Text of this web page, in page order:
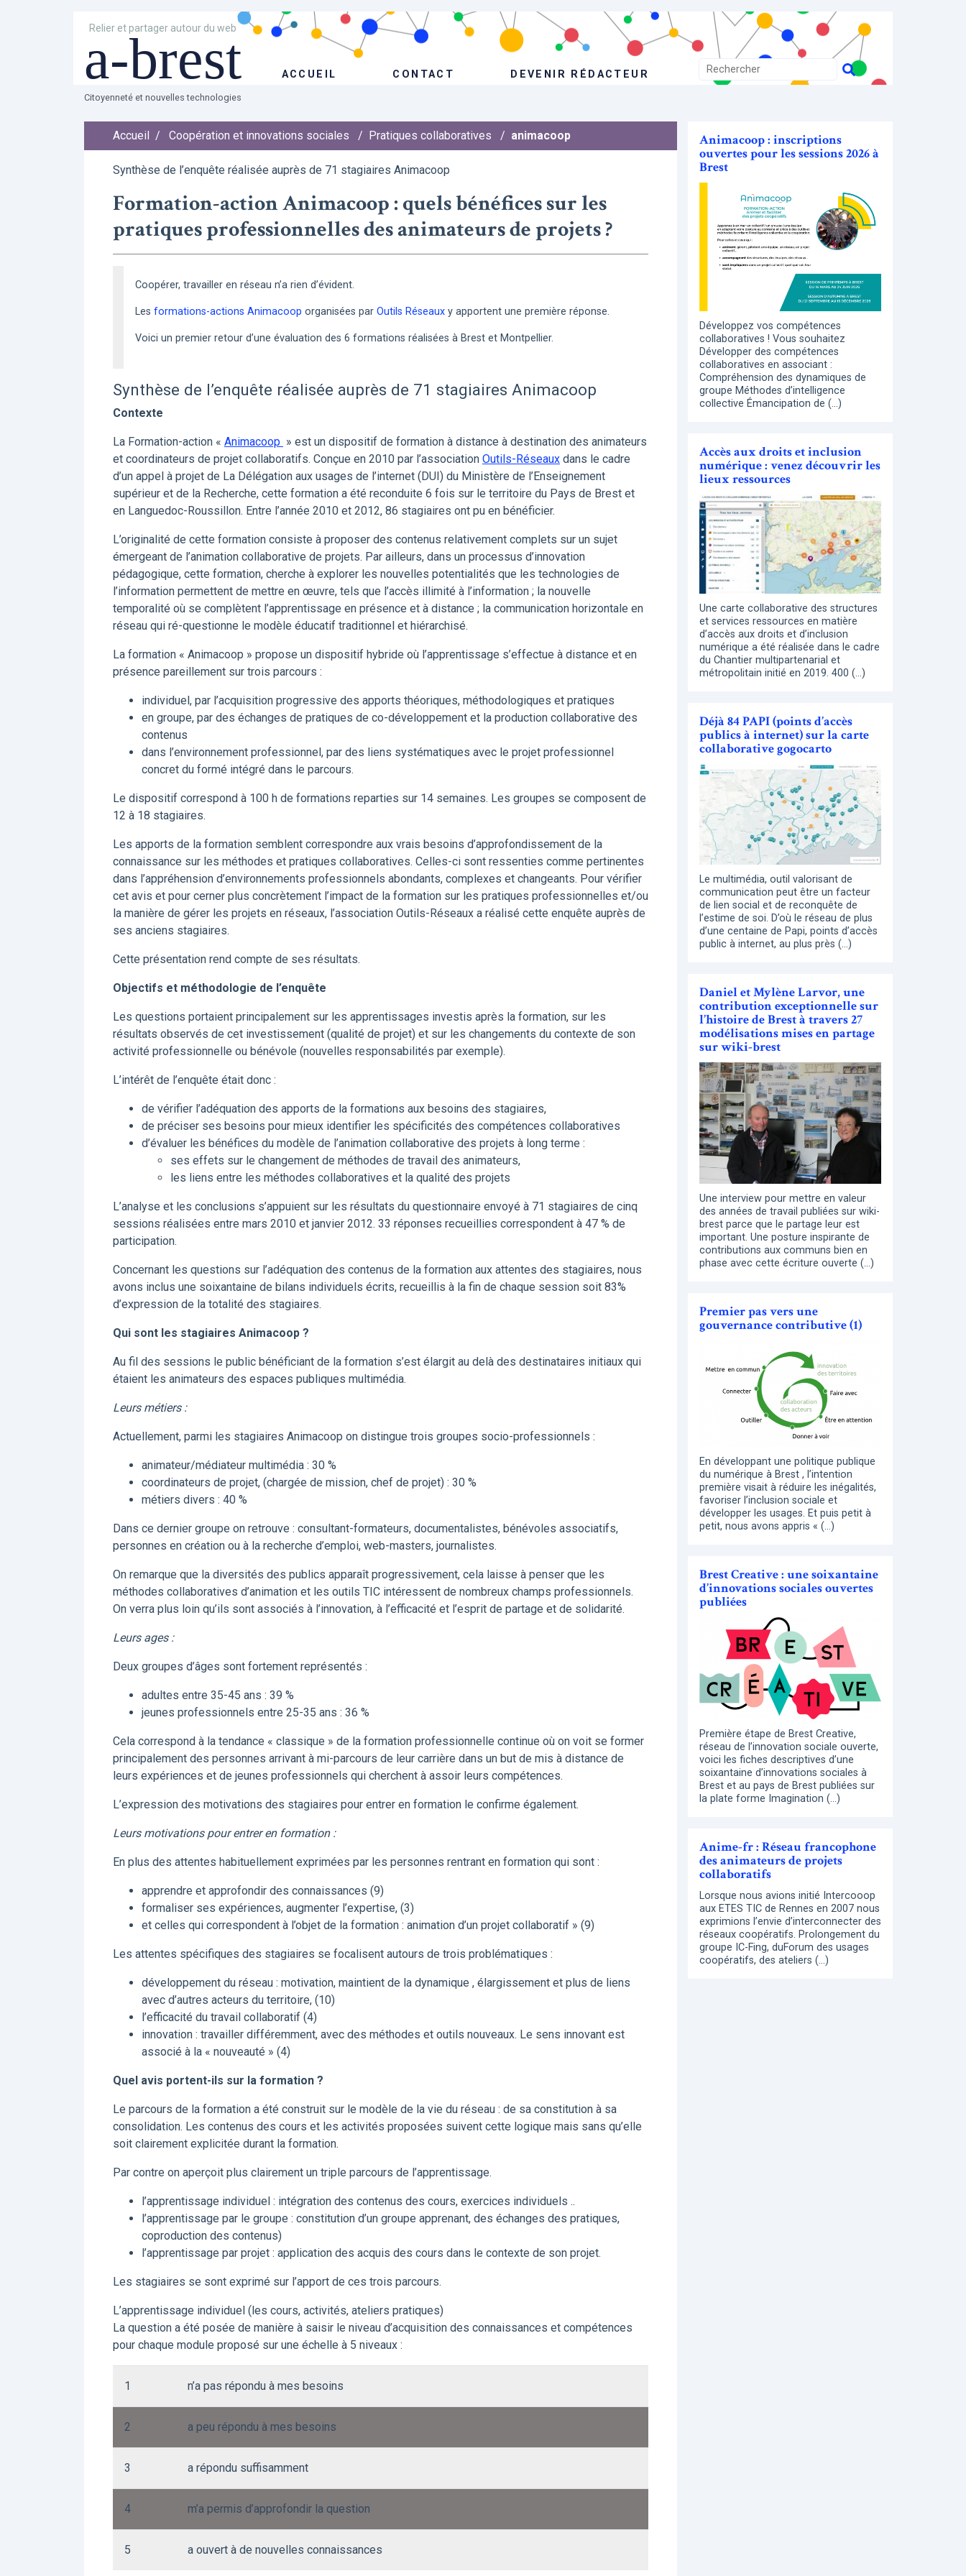
Relier et partager autour du web
a-brest ACCUEIL CONTACT DEVENIR RÉDACTEUR
Citoyenneté et nouvelles technologies
Accueil / Coopération et innovations sociales / Pratiques collaboratives / animacoop
Synthèse de l’enquête réalisée auprès de 71 stagiaires Animacoop
Formation-action Animacoop : quels bénéfices sur les
pratiques professionnelles des animateurs de projets ?
Coopérer, travailler en réseau n’a rien d’évident.
Les formations-actions Animacoop organisées par Outils Réseaux y apportent une première réponse.
Voici un premier retour d’une évaluation des 6 formations réalisées à Brest et Montpellier.
Synthèse de l’enquête réalisée auprès de 71 stagiaires Animacoop
Contexte
La Formation-action « Animacoop » est un dispositif de formation à distance à destination des animateurs
et coordinateurs de projet collaboratifs. Conçue en 2010 par l’association Outils-Réseaux dans le cadre
d’un appel à projet de La Délégation aux usages de l’internet (DUI) du Ministère de l’Enseignement
supérieur et de la Recherche, cette formation a été reconduite 6 fois sur le territoire du Pays de Brest et
en Languedoc-Roussillon. Entre l’année 2010 et 2012, 86 stagiaires ont pu en bénéficier.
L’originalité de cette formation consiste à proposer des contenus relativement complets sur un sujet
émergeant de l’animation collaborative de projets. Par ailleurs, dans un processus d’innovation
pédagogique, cette formation, cherche à explorer les nouvelles potentialités que les technologies de
l’information permettent de mettre en œuvre, tels que l’accès illimité à l’information ; la nouvelle
temporalité où se complètent l’apprentissage en présence et à distance ; la communication horizontale en
réseau qui ré-questionne le modèle éducatif traditionnel et hiérarchisé.
La formation « Animacoop » propose un dispositif hybride où l’apprentissage s’effectue à distance et en
présence pareillement sur trois parcours :
individuel, par l’acquisition progressive des apports théoriques, méthodologiques et pratiques
en groupe, par des échanges de pratiques de co-développement et la production collaborative des
contenus
dans l’environnement professionnel, par des liens systématiques avec le projet professionnel
concret du formé intégré dans le parcours.
Le dispositif correspond à 100 h de formations reparties sur 14 semaines. Les groupes se composent de
12 à 18 stagiaires.
Les apports de la formation semblent correspondre aux vrais besoins d’approfondissement de la
connaissance sur les méthodes et pratiques collaboratives. Celles-ci sont ressenties comme pertinentes
dans l’appréhension d’environnements professionnels abondants, complexes et changeants. Pour vérifier
cet avis et pour cerner plus concrètement l’impact de la formation sur les pratiques professionnelles et/ou
la manière de gérer les projets en réseaux, l’association Outils-Réseaux a réalisé cette enquête auprès de
ses anciens stagiaires.
Cette présentation rend compte de ses résultats.
Objectifs et méthodologie de l’enquête
Les questions portaient principalement sur les apprentissages investis après la formation, sur les
résultats observés de cet investissement (qualité de projet) et sur les changements du contexte de son
activité professionnelle ou bénévole (nouvelles responsabilités par exemple).
L’intérêt de l’enquête était donc :
de vérifier l’adéquation des apports de la formations aux besoins des stagiaires,
de préciser ses besoins pour mieux identifier les spécificités des compétences collaboratives
d’évaluer les bénéfices du modèle de l’animation collaborative des projets à long terme :
ses effets sur le changement de méthodes de travail des animateurs,
les liens entre les méthodes collaboratives et la qualité des projets
L’analyse et les conclusions s’appuient sur les résultats du questionnaire envoyé à 71 stagiaires de cinq
sessions réalisées entre mars 2010 et janvier 2012. 33 réponses recueillies correspondent à 47 % de
participation.
Concernant les questions sur l’adéquation des contenus de la formation aux attentes des stagiaires, nous
avons inclus une soixantaine de bilans individuels écrits, recueillis à la fin de chaque session soit 83%
d’expression de la totalité des stagiaires.
Qui sont les stagiaires Animacoop ?
Au fil des sessions le public bénéficiant de la formation s’est élargit au delà des destinataires initiaux qui
étaient les animateurs des espaces publiques multimédia.
Leurs métiers :
Actuellement, parmi les stagiaires Animacoop on distingue trois groupes socio-professionnels :
animateur/médiateur multimédia : 30 %
coordinateurs de projet, (chargée de mission, chef de projet) : 30 %
métiers divers : 40 %
Dans ce dernier groupe on retrouve : consultant-formateurs, documentalistes, bénévoles associatifs,
personnes en création ou à la recherche d’emploi, web-masters, journalistes.
On remarque que la diversités des publics apparaît progressivement, cela laisse à penser que les
méthodes collaboratives d’animation et les outils TIC intéressent de nombreux champs professionnels.
On verra plus loin qu’ils sont associés à l’innovation, à l’efficacité et l’esprit de partage et de solidarité.
Leurs ages :
Deux groupes d’âges sont fortement représentés :
adultes entre 35-45 ans : 39 %
jeunes professionnels entre 25-35 ans : 36 %
Cela correspond à la tendance « classique » de la formation professionnelle continue où on voit se former
principalement des personnes arrivant à mi-parcours de leur carrière dans un but de mis à distance de
leurs expériences et de jeunes professionnels qui cherchent à assoir leurs compétences.
L’expression des motivations des stagiaires pour entrer en formation le confirme également.
Leurs motivations pour entrer en formation :
En plus des attentes habituellement exprimées par les personnes rentrant en formation qui sont :
apprendre et approfondir des connaissances (9)
formaliser ses expériences, augmenter l’expertise, (3)
et celles qui correspondent à l’objet de la formation : animation d’un projet collaboratif » (9)
Les attentes spécifiques des stagiaires se focalisent autours de trois problématiques :
développement du réseau : motivation, maintient de la dynamique , élargissement et plus de liens
avec d’autres acteurs du territoire, (10)
l’efficacité du travail collaboratif (4)
innovation : travailler différemment, avec des méthodes et outils nouveaux. Le sens innovant est
associé à la « nouveauté » (4)
Quel avis portent-ils sur la formation ?
Le parcours de la formation a été construit sur le modèle de la vie du réseau : de sa constitution à sa
consolidation. Les contenus des cours et les activités proposées suivent cette logique mais sans qu’elle
soit clairement explicitée durant la formation.
Par contre on aperçoit plus clairement un triple parcours de l’apprentissage.
l’apprentissage individuel : intégration des contenus des cours, exercices individuels ..
l’apprentissage par le groupe : constitution d’un groupe apprenant, des échanges des pratiques,
coproduction des contenus)
l’apprentissage par projet : application des acquis des cours dans le contexte de son projet.
Les stagiaires se sont exprimé sur l’apport de ces trois parcours.
L’apprentissage individuel (les cours, activités, ateliers pratiques)
La question a été posée de manière à saisir le niveau d’acquisition des connaissances et compétences
pour chaque module proposé sur une échelle à 5 niveaux :
1 n’a pas répondu à mes besoins
2 a peu répondu à mes besoins
3 a répondu suffisamment
4 m’a permis d’approfondir la question
5 a ouvert à de nouvelles connaissances
Animacoop : inscriptions
ouvertes pour les sessions 2026 à
Brest
Développez vos compétences
collaboratives ! Vous souhaitez
Développer des compétences
collaboratives en associant :
Compréhension des dynamiques de
groupe Méthodes d’intelligence
collective Émancipation de (…)
Accès aux droits et inclusion
numérique : venez découvrir les
lieux ressources
Une carte collaborative des structures
et services ressources en matière
d’accès aux droits et d’inclusion
numérique a été réalisée dans le cadre
du Chantier multipartenarial et
métropolitain initié en 2019. 400 (…)
Déjà 84 PAPI (points d’accès
publics à internet) sur la carte
collaborative gogocarto
Le multimédia, outil valorisant de
communication peut être un facteur
de lien social et de reconquête de
l’estime de soi. D’où le réseau de plus
d’une centaine de Papi, points d’accès
public à internet, au plus près (…)
Daniel et Mylène Larvor, une
contribution exceptionnelle sur
l’histoire de Brest à travers 27
modélisations mises en partage
sur wiki-brest
Une interview pour mettre en valeur
des années de travail publiées sur wiki-
brest parce que le partage leur est
important. Une posture inspirante de
contributions aux communs bien en
phase avec cette écriture ouverte (…)
Premier pas vers une
gouvernance contributive (1)
En développant une politique publique
du numérique à Brest , l’intention
première visait à réduire les inégalités,
favoriser l’inclusion sociale et
développer les usages. Et puis petit à
petit, nous avons appris « (…)
Brest Creative : une soixantaine
d’innovations sociales ouvertes
publiées
Première étape de Brest Creative,
réseau de l’innovation sociale ouverte,
voici les fiches descriptives d’une
soixantaine d’innovations sociales à
Brest et au pays de Brest publiées sur
la plate forme Imagination (…)
Anime-fr : Réseau francophone
des animateurs de projets
collaboratifs
Lorsque nous avions initié Intercooop
aux ETES TIC de Rennes en 2007 nous
exprimions l’envie d’interconnecter des
réseaux coopératifs. Prolongement du
groupe IC-Fing, duForum des usages
coopératifs, des ateliers (…)